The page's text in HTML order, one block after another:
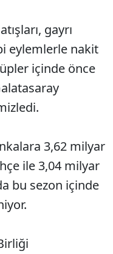
gayrı
eylemlerle nakit
içinde önce
3,62 milyar
ile 3,04 milyar
bu sezon içinde